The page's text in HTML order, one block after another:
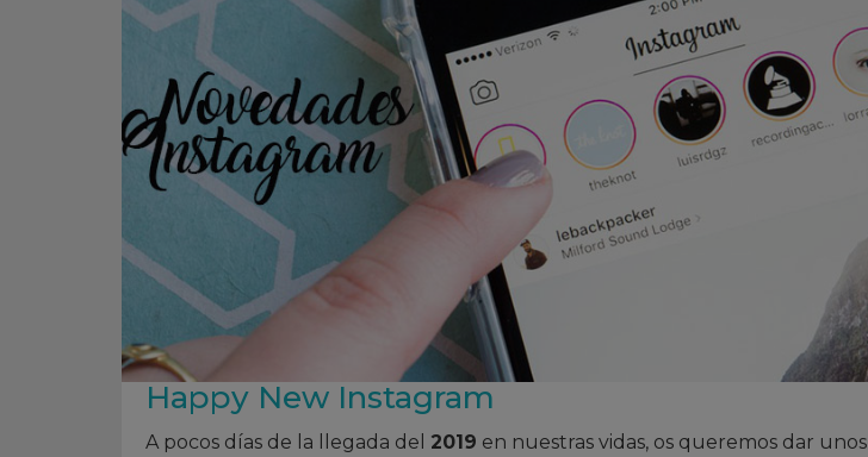
Happy New Instagram
A pocos días de la llegada del 2019 en nuestras vidas, os queremos dar unos